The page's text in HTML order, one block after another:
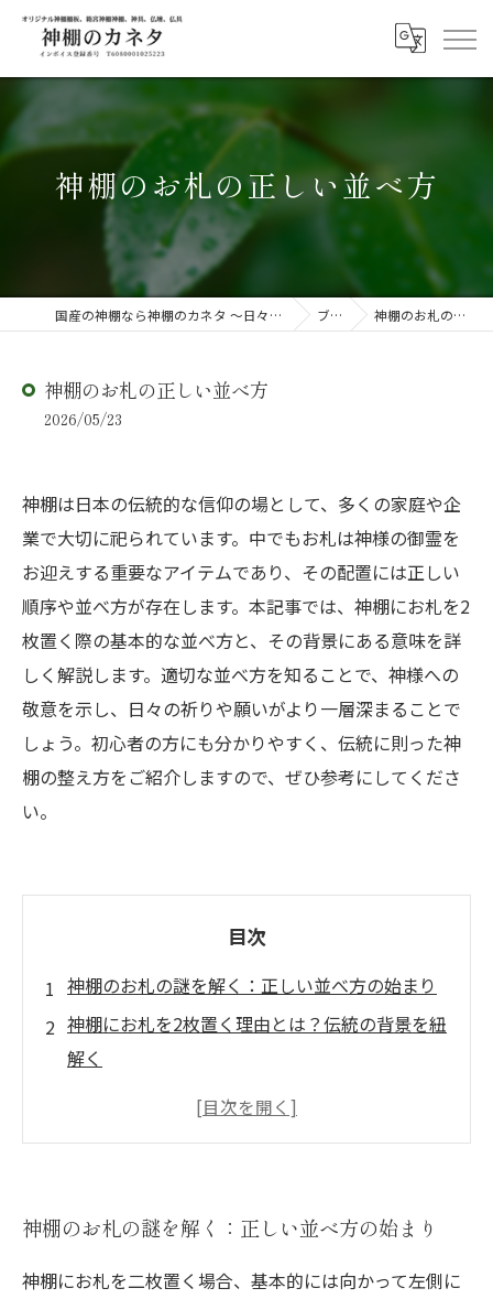
神棚のお札の正しい並べ方
国産の神棚なら神棚のカネタ ～日々のしあわせを感じる物を～ ブログ 神棚のお札の正しい並べ方
神棚のお札の正しい並べ方
2026/05/23
神棚は日本の伝統的な信仰の場として、多くの家庭や企
業で大切に祀られています。中でもお札は神様の御霊を
お迎えする重要なアイテムであり、その配置には正しい
順序や並べ方が存在します。本記事では、神棚にお札を2
枚置く際の基本的な並べ方と、その背景にある意味を詳
しく解説します。適切な並べ方を知ることで、神様への
敬意を示し、日々の祈りや願いがより一層深まることで
しょう。初心者の方にも分かりやすく、伝統に則った神
棚の整え方をご紹介しますので、ぜひ参考にしてくださ
い。
目次
神棚のお札の謎を解く：正しい並べ方の始まり
神棚にお札を2枚置く理由とは？伝統の背景を紐
解く
初めてでも安心！神棚のお札の基本的な並べ方
まとめ：今日から実践できる神棚のお札の正し
い置き方
神棚のお札の謎を解く：正しい並べ方の始まり
神棚にお札を二枚置く場合、基本的には向かって左側に